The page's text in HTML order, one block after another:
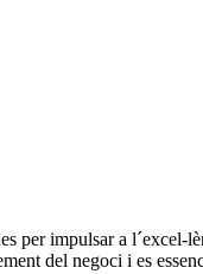
per impulsar a
del negoci i es